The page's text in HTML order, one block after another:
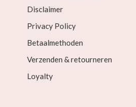
Disclaimer
Privacy Policy
Betaalmethoden
Verzenden & retourneren
Loyalty